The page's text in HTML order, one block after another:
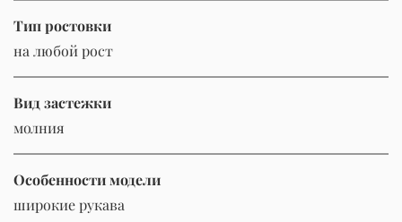
Тип ростовки
на любой рост
Вид застежки
молния
Особенности модели
широкие рукава